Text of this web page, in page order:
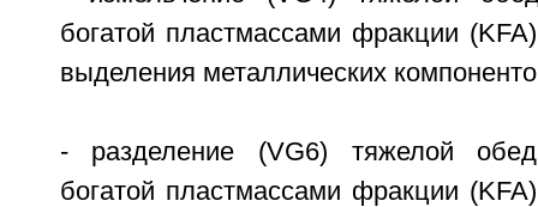
богатой пластмассами фракции
выделения металлических
- разделение (VG6) тяжелой
богатой пластмассами фракции